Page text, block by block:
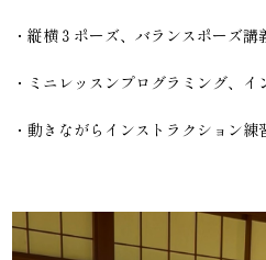
・縦横３ポーズ、バランスポーズ講
・ミニレッスンプログラミング、
・動きながらインストラクション練